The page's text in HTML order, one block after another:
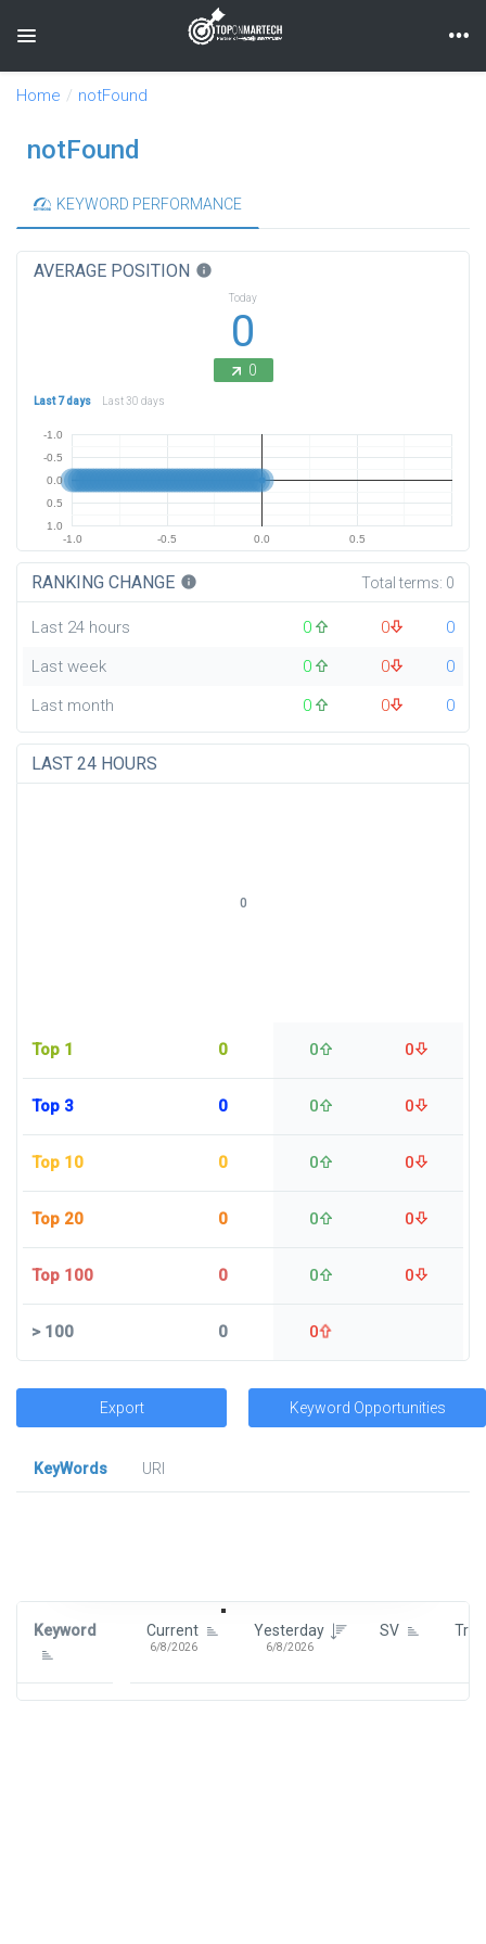
Toggle navigation
Home notFound
notFound
KEYWORD PERFORMANCE
AVERAGE POSITION info
Today
0
0
Last 7 days Last 30 days
-1.0 -0.5 0.0 0.5
-1.0
-0.5
0.0
0.5
1.0
RANKING CHANGE info Total terms: 0
Last 24 hours 0 0
0
Last week
0 0
0
Last month
0 0 0
LAST 24 HOURS
Top 1 0 0 0
Top 3 0 0 0
Top 10 0 0 0
Top 20 0 0 0
Top 100 0 0 0
>100 0 0
0
Export Keyword Opportunities
KeyWords
URl
Keyword Current
6/8/2026
Yesterday
6/8/2026
SV